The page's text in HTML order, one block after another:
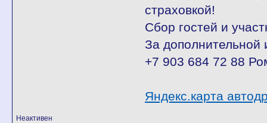
страховкой!
Сбор гостей и
За
+7 903 684 72 88
Яндекс.карта
Неактивен